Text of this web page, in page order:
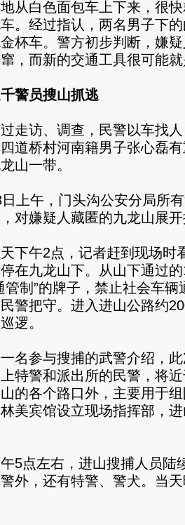
从白色面包车上下来，很
。经过指认，两名男子下
杯车。警方初步判断，嫌
，而新的交通工具很可能
警员搜山抓逃
访、调查，民警以车找人
道桥村河南籍男子张心磊
山一带。
午，门头沟公安分局所有
对嫌疑人藏匿的九龙山展
午2点，记者赶到现场时
在九龙山下。从山下通过
管制”的牌子，禁止社会车
警把守。进入进山公路约
逻。
参与搜捕的武警介绍，此
特警和派出所的民警，将
的各个路口外，主要用于
美宾馆设立现场指挥部，
点左右，进山搜捕人员陆
外，还有特警、警犬。当